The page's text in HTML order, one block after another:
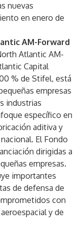
nuevas
en enero de
AM-Forward
Atlantic AM-
Capital
% de Stifel, está
empresas
industrias
específico en
aditiva y
El Fondo
dirigidas a
empresas.
importantes
de defensa de
con
y de